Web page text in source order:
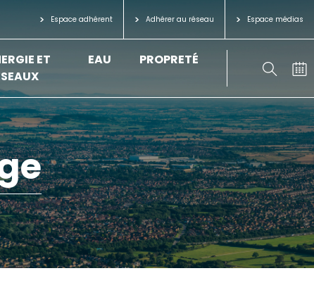
Espace adhérent Adhérer au réseau Espace médias
ET
EAU PROPRETÉ